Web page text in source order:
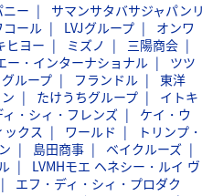
ー
サマンサタバサジャパンリ
コール LVJグループ
オンワ
ヒヨー ミズノ
三陽商会
ー・インターナショナル
ツツ
ループ フランドル
東洋
たけうちグループ
イトキ
ィ・シィ・フレンズ
ケイ・ウ
ックス ワールド
トリンプ・
島田商事
ベイクルーズ
LVMHモエ ヘネシー・ルイ ヴ
エフ・ディ・シィ・プロダク